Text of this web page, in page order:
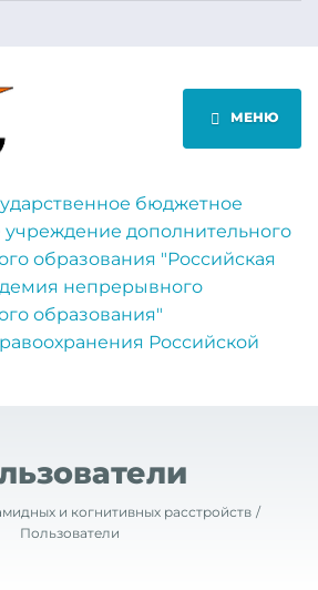
МЕНЮ
бюджетное
учреждение дополнительного
образования "Российская
непрерывного
образования"
Российской
и когнитивных расстройств
Пользователи